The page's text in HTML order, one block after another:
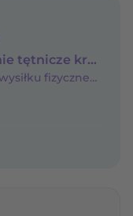
Jakie jest prawidłowe ciśnienie tętnicze krwi? Normy ciśnienia krwi
Prawidłowe ciśnienie podczas wysiłku fizycznego